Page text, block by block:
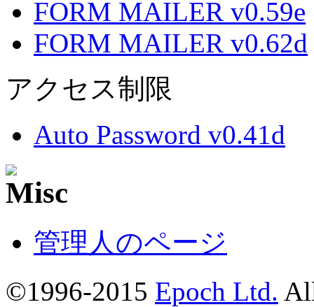
FORM MAILER v0.59e
FORM MAILER v0.62d
アクセス制限
Auto Password v0.41d
管理人のページ
©1996-2015 Epoch Ltd.